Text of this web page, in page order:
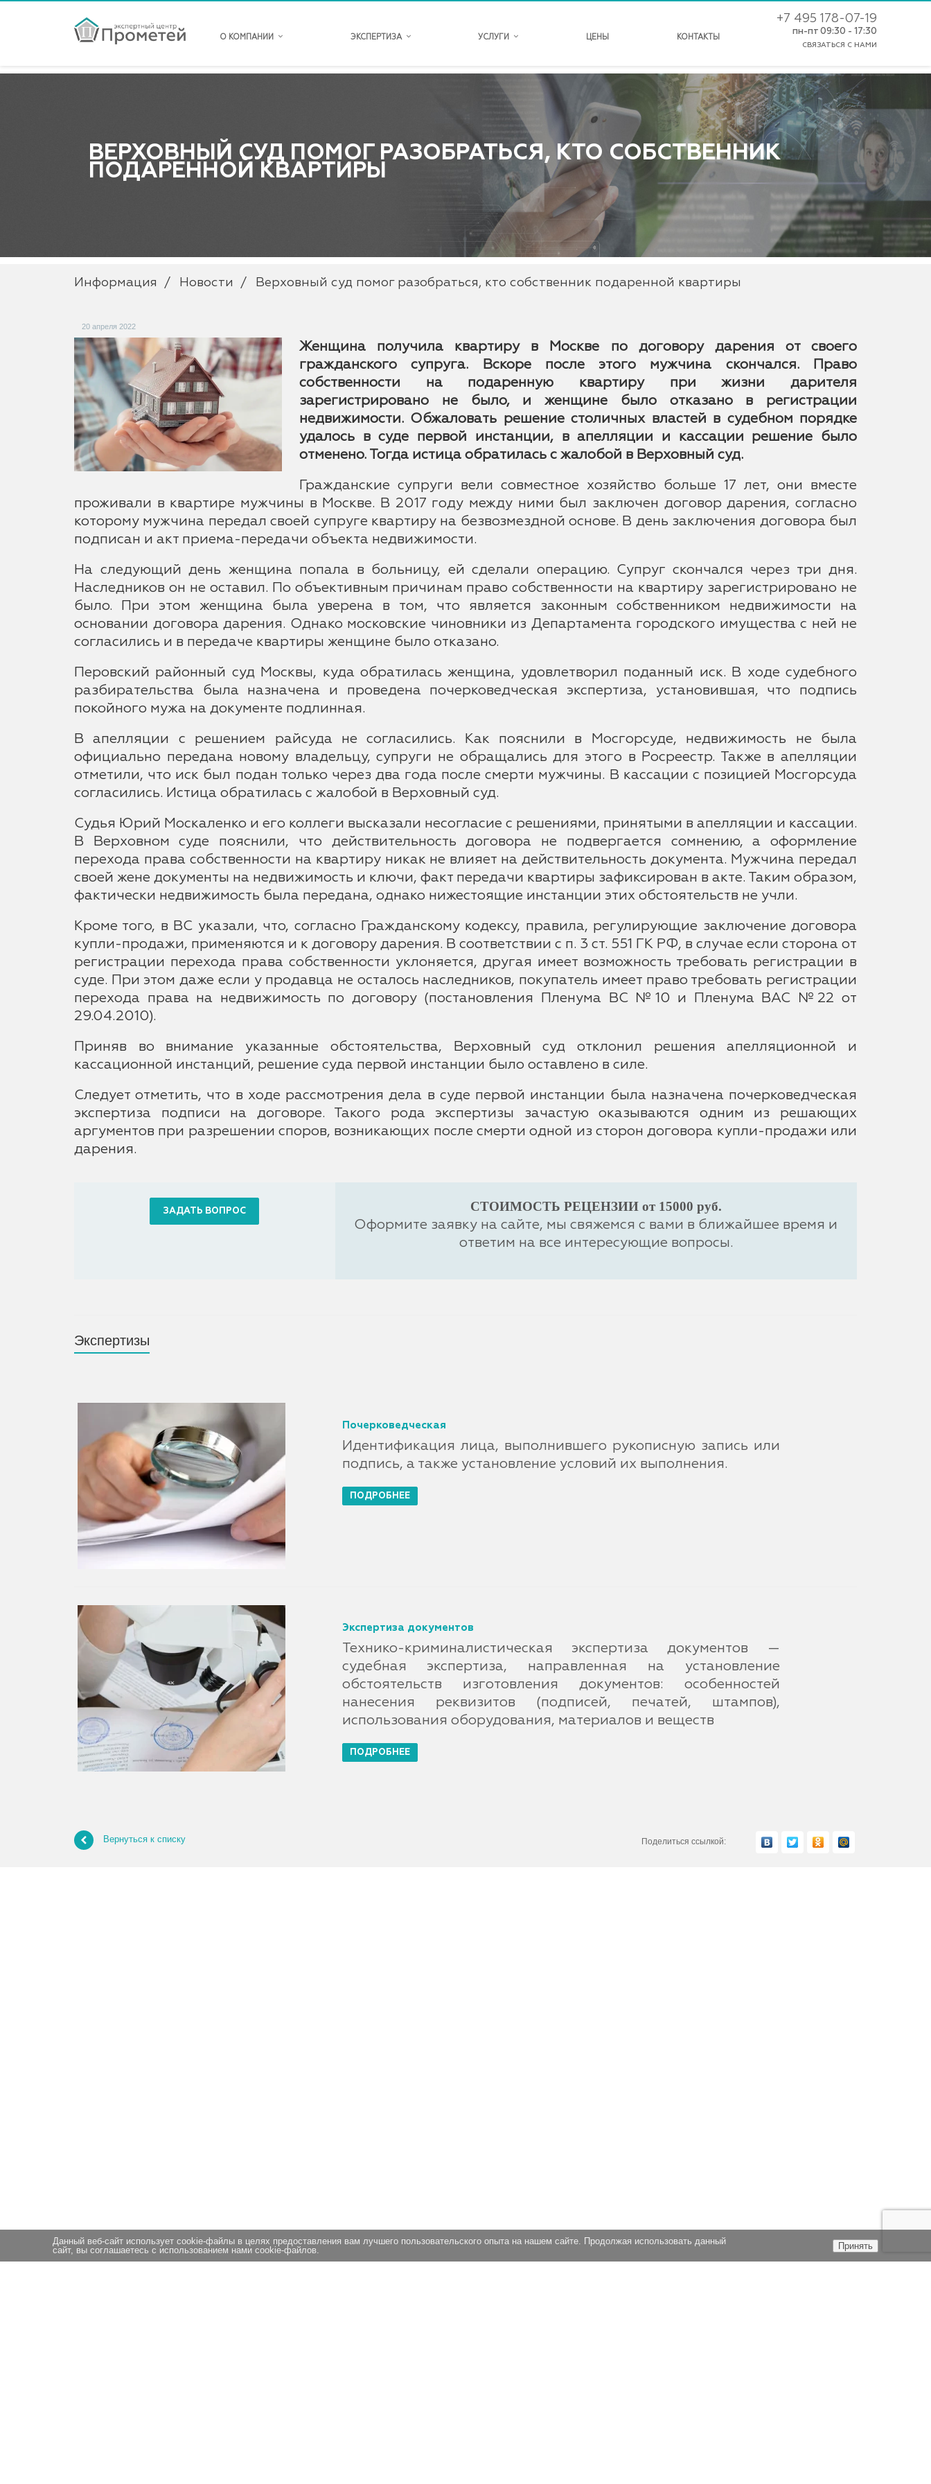
О КОМПАНИИ ЭКСПЕРТИЗА УСЛУГИ ЦЕНЫ КОНТАКТЫ
+7 495 178-07-19
пн-пт 09:30 - 17:30
СВЯЗАТЬСЯ С НАМИ
ВЕРХОВНЫЙ СУД ПОМОГ РАЗОБРАТЬСЯ, КТО СОБСТВЕННИК
ПОДАРЕННОЙ КВАРТИРЫ
Информация Новости Верховный суд помог разобраться, кто собственник подаренной квартиры
20 апреля 2022
Женщина получила квартиру в Москве по договору дарения от своего
гражданского супруга. Вскоре после этого мужчина скончался. Право
собственности на подаренную квартиру при жизни дарителя
зарегистрировано не было, и женщине было отказано в регистрации
недвижимости. Обжаловать решение столичных властей в судебном порядке
удалось в суде первой инстанции, в апелляции и кассации решение было
отменено. Тогда истица обратилась с жалобой в Верховный суд.
Гражданские супруги вели совместное хозяйство больше 17 лет, они вместе
проживали в квартире мужчины в Москве. В 2017 году между ними был заключен договор дарения, согласно
которому мужчина передал своей супруге квартиру на безвозмездной основе. В день заключения договора был
подписан и акт приема-передачи объекта недвижимости.
На следующий день женщина попала в больницу, ей сделали операцию. Супруг скончался через три дня.
Наследников он не оставил. По объективным причинам право собственности на квартиру зарегистрировано не
было. При этом женщина была уверена в том, что является законным собственником недвижимости на
основании договора дарения. Однако московские чиновники из Департамента городского имущества с ней не
согласились и в передаче квартиры женщине было отказано.
Перовский районный суд Москвы, куда обратилась женщина, удовлетворил поданный иск. В ходе судебного
разбирательства была назначена и проведена почерковедческая экспертиза, установившая, что подпись
покойного мужа на документе подлинная.
В апелляции с решением райсуда не согласились. Как пояснили в Мосгорсуде, недвижимость не была
официально передана новому владельцу, супруги не обращались для этого в Росреестр. Также в апелляции
отметили, что иск был подан только через два года после смерти мужчины. В кассации с позицией Мосгорсуда
согласились. Истица обратилась с жалобой в Верховный суд.
Судья Юрий Москаленко и его коллеги высказали несогласие с решениями, принятыми в апелляции и кассации.
В Верховном суде пояснили, что действительность договора не подвергается сомнению, а оформление
перехода права собственности на квартиру никак не влияет на действительность документа. Мужчина передал
своей жене документы на недвижимость и ключи, факт передачи квартиры зафиксирован в акте. Таким образом,
фактически недвижимость была передана, однако нижестоящие инстанции этих обстоятельств не учли.
Кроме того, в ВС указали, что, согласно Гражданскому кодексу, правила, регулирующие заключение договора
купли-продажи, применяются и к договору дарения. В соответствии с п. 3 ст. 551 ГК РФ, в случае если сторона от
регистрации перехода права собственности уклоняется, другая имеет возможность требовать регистрации в
суде. При этом даже если у продавца не осталось наследников, покупатель имеет право требовать регистрации
перехода права на недвижимость по договору (постановления Пленума ВС №10 и Пленума ВАС №22 от
29.04.2010).
Приняв во внимание указанные обстоятельства, Верховный суд отклонил решения апелляционной и
кассационной инстанций, решение суда первой инстанции было оставлено в силе.
Следует отметить, что в ходе рассмотрения дела в суде первой инстанции была назначена почерковедческая
экспертиза подписи на договоре. Такого рода экспертизы зачастую оказываются одним из решающих
аргументов при разрешении споров, возникающих после смерти одной из сторон договора купли-продажи или
дарения.
ЗАДАТЬ ВОПРОС СТОИМОСТЬ РЕЦЕНЗИИ от 15000 руб.
Оформите заявку на сайте, мы свяжемся с вами в ближайшее время и
ответим на все интересующие вопросы.
Экспертизы
Почерковедческая
Идентификация лица, выполнившего рукописную запись или
подпись, а также установление условий их выполнения.
ПОДРОБНЕЕ
Экспертиза документов
Технико-криминалистическая экспертиза документов —
судебная экспертиза, направленная на установление
обстоятельств изготовления документов: особенностей
нанесения реквизитов (подписей, печатей, штампов),
использования оборудования, материалов и веществ
ПОДРОБНЕЕ
Поделиться ссылкой:
Вернуться к списку
Данный веб-сайт использует cookie-файлы в целях предоставления вам лучшего пользовательского опыта на нашем сайте. Продолжая использовать данный
сайт, вы соглашаетесь с использованием нами cookie-файлов.
Принять